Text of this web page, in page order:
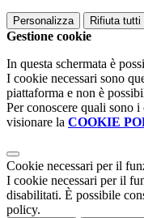
Personalizza Rifiuta tutti
Gestione cookie
In questa schermata è
I cookie necessari sono
piattaforma e non è
Per conoscere quali sono
visionare la COOKIE
Cookie necessari per il
I cookie necessari per il
disabilitati. È possibile
policy.